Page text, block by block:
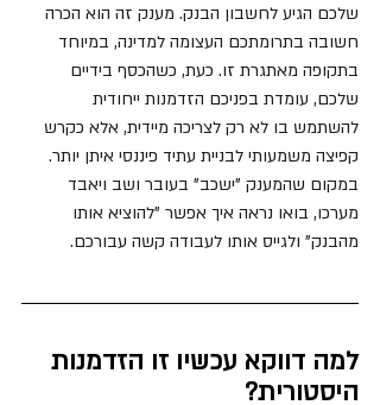
שלכם הגיע לחשבון הבנק. מענק זה הוא הכרה
חשובה בתרומתכם העצומה למדינה, במיוחד
בתקופה מאתגרת זו. כעת, כשהכסף בידיים
שלכם, עומדת בפניכם הזדמנות ייחודית
להשתמש בו לא רק לצריכה מיידית, אלא כקרש
קפיצה משמעותי לבניית עתיד פיננסי איתן יותר.
במקום שהמענק "ישכב" בעובר ושב ויאבד
מערכו, בואו נראה איך אפשר "להוציא אותו
מהבנק" ולגייס אותו לעבודה קשה עבורכם.
למה דווקא עכשיו זו הזדמנות
היסטורית?